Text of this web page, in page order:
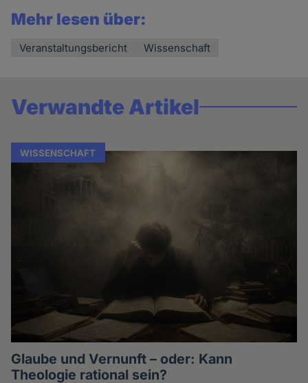
Mehr lesen über:
Veranstaltungsbericht Wissenschaft
Verwandte Artikel
WISSENSCHAFT
Glaube und Vernunft – oder: Kann
Theologie rational sein?